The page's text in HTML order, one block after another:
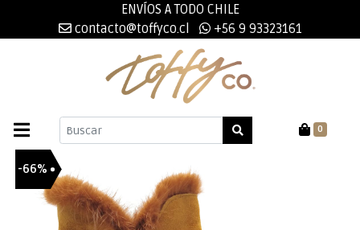
ENVÍOS A TODO CHILE
contacto@toffyco.cl
+56 9 93323161
0
-66%